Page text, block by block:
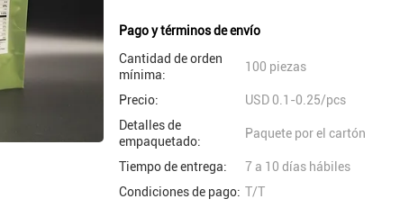
Pago y términos de envío
Cantidad de orden
mínima:
100 piezas
Precio:
USD 0.1-0.25/pcs
Detalles de
empaquetado:
Paquete por el cartón
Tiempo de entrega:
7 a 10 días hábiles
Condiciones de pago: T/T